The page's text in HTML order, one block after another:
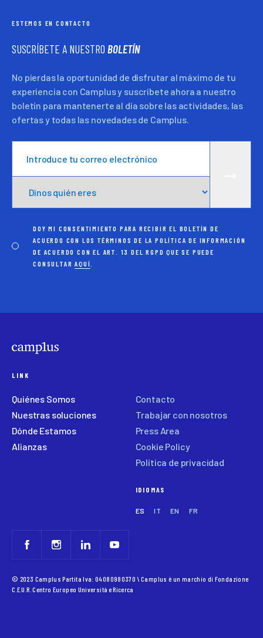
ESTEMOS EN CONTACTO
SUSCRÍBETE A NUESTROBOLETÍN
No pierdas la oportunidad de disfrutar al máximo de tu
experiencia con Camplus y suscríbete ahora a nuestro
boletín para mantenerte al día sobre las actividades, las
ofertas y todas las novedades de Camplus.
DOY MI CONSENTIMIENTO PARA RECIBIR EL BOLETÍN DE
ACUERDO CON LOS TÉRMINOS DE LA POLÍTICA DE INFORMACIÓN
DE ACUERDO CON EL ART. 13 DEL RGPD QUE SE PUEDE
CONSULTARAQUÍ
LINK
Quiénes Somos
Nuestras soluciones
Dónde Estamos
Alianzas
Contacto
Trabajar con nosotros
Press Area
Cookie Policy
Política de privacidad
IDIOMAS
ES IT EN FR
© 2023 Camplus Partita Iva: 04080980370 \ Camplus è un marchio di Fondazione
C.E.U.R. Centro Europeo Università e Ricerca